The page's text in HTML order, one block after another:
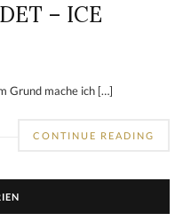
– ICE
Grund mache ich […]
CONTINUE READING